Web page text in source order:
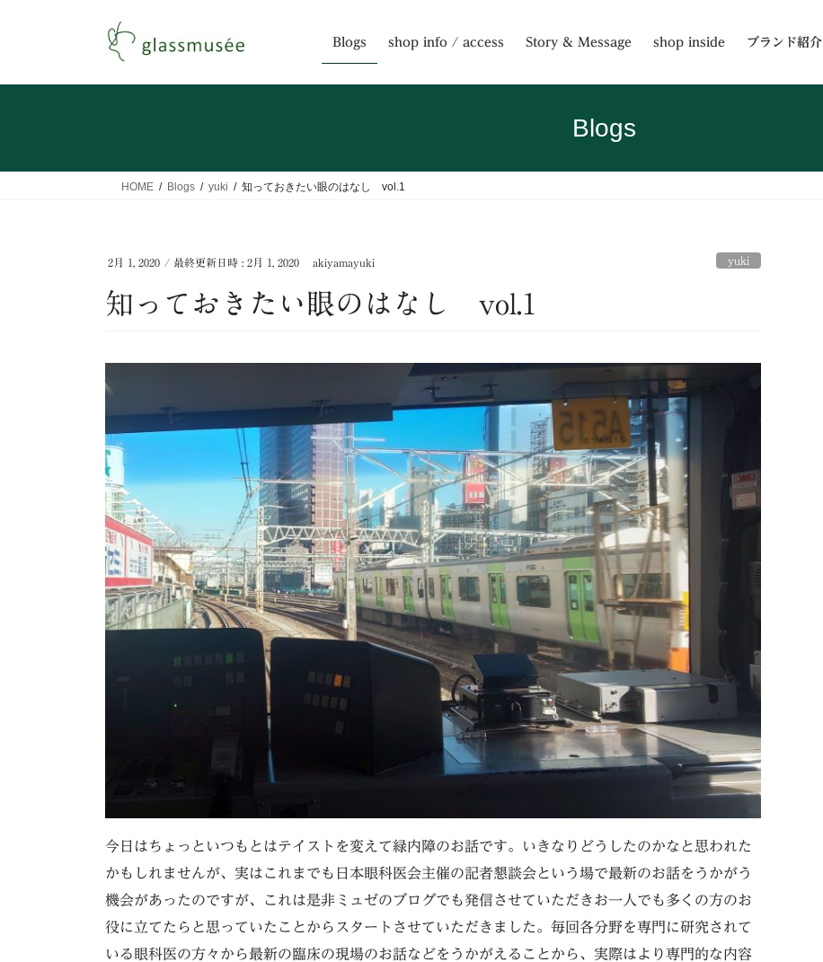
Blogs shop info / access Story & Message shop inside ブランド紹介
Blogs
HOME Blogs yuki 知っておきたい眼のはなし vol.1
2月 1, 2020 / 最終更新日時 : 2月 1, 2020 akiyamayuki yuki
知っておきたい眼のはなし vol.1
今日はちょっといつもとはテイストを変えて緑内障のお話です。いきなりどうしたのかなと思われた
かもしれませんが、実はこれまでも日本眼科医会主催の記者懇談会という場で最新のお話をうかがう
機会があったのですが、これは是非ミュゼのブログでも発信させていただきお一人でも多くの方のお
役に立てたらと思っていたことからスタートさせていただきました。毎回各分野を専門に研究されて
いる眼科医の方々から最新の臨床の現場のお話などをうかがえることから、実際はより専門的な内容